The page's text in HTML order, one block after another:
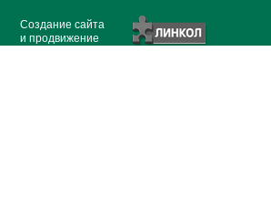
Создание сайта
и продвижение